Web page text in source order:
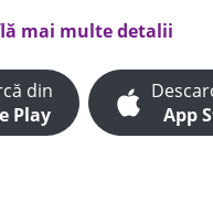
mai multe detalii
din
Play
App